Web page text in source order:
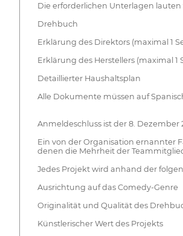
Die erforderlichen Unterlagen lauten
Drehbuch
Erklärung des Direktors (maximal 1
Erklärung des Herstellers (maximal 1
Detaillierter Haushaltsplan
Alle Dokumente müssen auf
Anmeldeschluss ist der 8. Dezember
Ein von der Organisation ernannter
denen die Mehrheit der
Jedes Projekt wird anhand der
Ausrichtung auf das Comedy-Genre
Originalität und Qualität des
Künstlerischer Wert des Projekts